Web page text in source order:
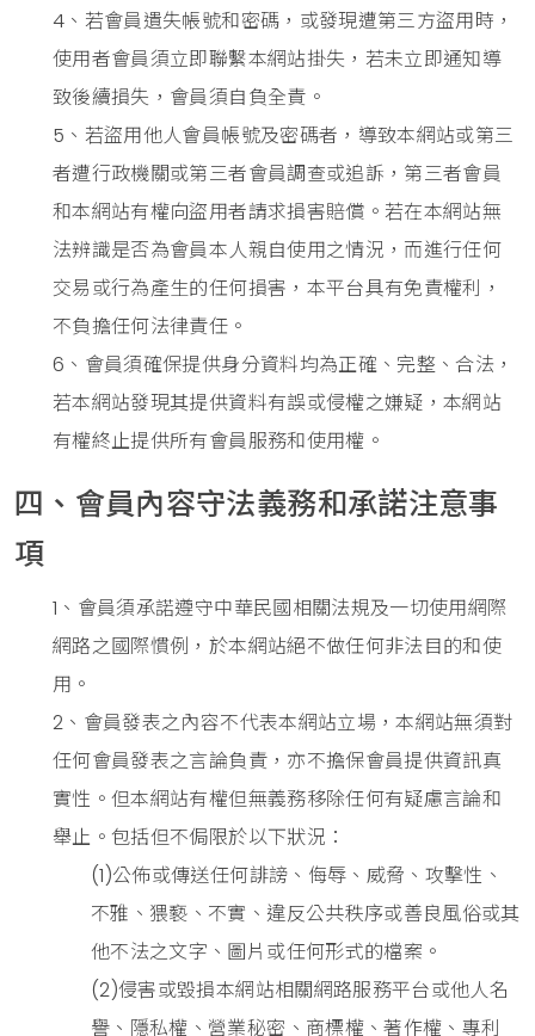
4、若會員遺失帳號和密碼，或發現遭第三方盜用時，
使用者會員須立即聯繫本網站掛失，若未立即通知導
致後續損失，會員須自負全責。
5、若盜用他人會員帳號及密碼者，導致本網站或第三
者遭行政機關或第三者會員調查或追訴，第三者會員
和本網站有權向盜用者請求損害賠償。若在本網站無
法辨識是否為會員本人親自使用之情況，而進行任何
交易或行為產生的任何損害，本平台具有免責權利，
不負擔任何法律責任。
6、會員須確保提供身分資料均為正確、完整、合法，
若本網站發現其提供資料有誤或侵權之嫌疑，本網站
有權終止提供所有會員服務和使用權。
四、會員內容守法義務和承諾注意事
項
1、會員須承諾遵守中華民國相關法規及一切使用網際
網路之國際慣例，於本網站絕不做任何非法目的和使
用。
2、會員發表之內容不代表本網站立場，本網站無須對
任何會員發表之言論負責，亦不擔保會員提供資訊真
實性。但本網站有權但無義務移除任何有疑慮言論和
舉止。包括但不侷限於以下狀況：
(1)公佈或傳送任何誹謗、侮辱、威脅、攻擊性、
不雅、猥褻、不實、違反公共秩序或善良風俗或其
他不法之文字、圖片或任何形式的檔案。
(2)侵害或毀損本網站相關網路服務平台或他人名
譽、隱私權、營業秘密、商標權、著作權、專利